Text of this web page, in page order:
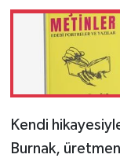
Kendi
Burnak,